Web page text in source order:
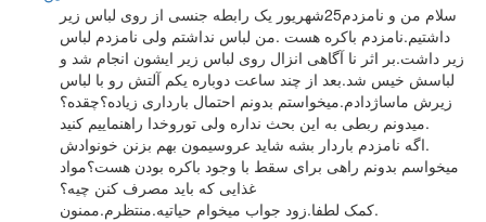
سلام من و نامزدم25شهریور یک رابطه جنسی از روی لباس زیر
داشتیم.نامزدم باکره هست .من لباس نداشتم ولی نامزدم لباس
زیر داشت.بر اثر نا آگاهی انزال روی لباس زیر ایشون انجام شد و
لباسش خیس شد.بعد از چند ساعت دوباره یکم آلتش رو با لباس
زیرش ماساژدادم.میخواستم بدونم احتمال بارداری زیاده؟چقده؟
میدونم ربطی به این بحث نداره ولی توروخدا راهنماییم کنید.
اگه نامزدم باردار بشه شاید عروسیمون بهم بزنن خونوادش.
میخواسم بدونم راهی برای سقط با وجود باکره بودن هست؟مواد
غذایی که باید مصرف کنن چیه؟
کمک لطفا.زود جواب میخوام حیاتیه.منتظرم.ممنون.